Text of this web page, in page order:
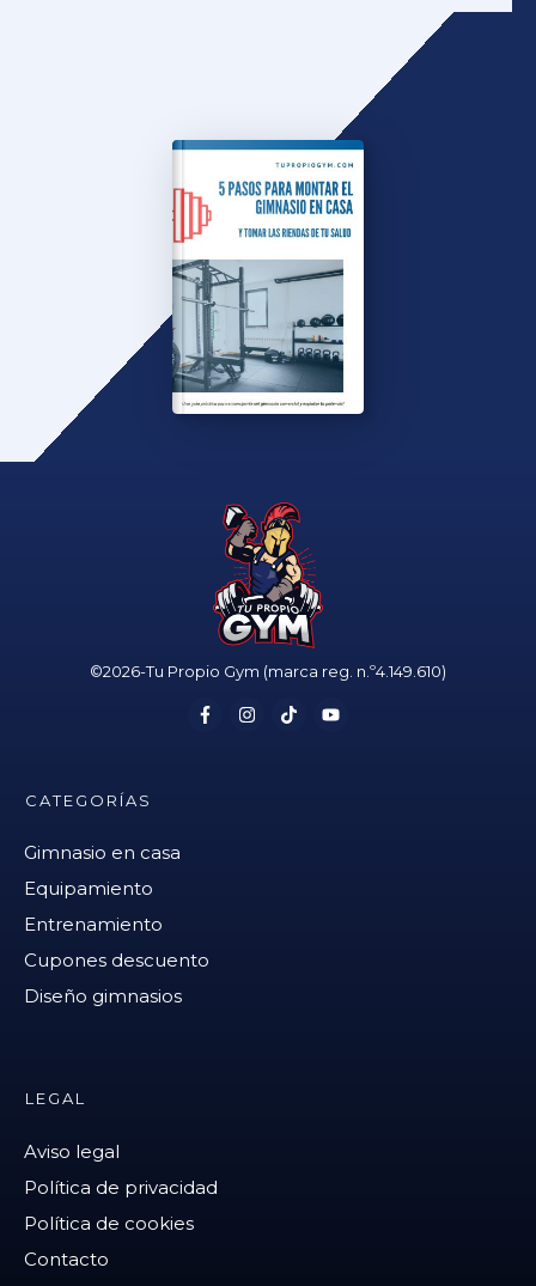
©2026-Tu Propio Gym (marca reg. n.º4.149.610)
CATEGORÍAS
Gimnasio en casa
Equipamiento
Entrenamiento
Cupones descuento
Diseño gimnasios
LEGAL
Aviso legal
Política de privacidad
Política de cookies
Contacto